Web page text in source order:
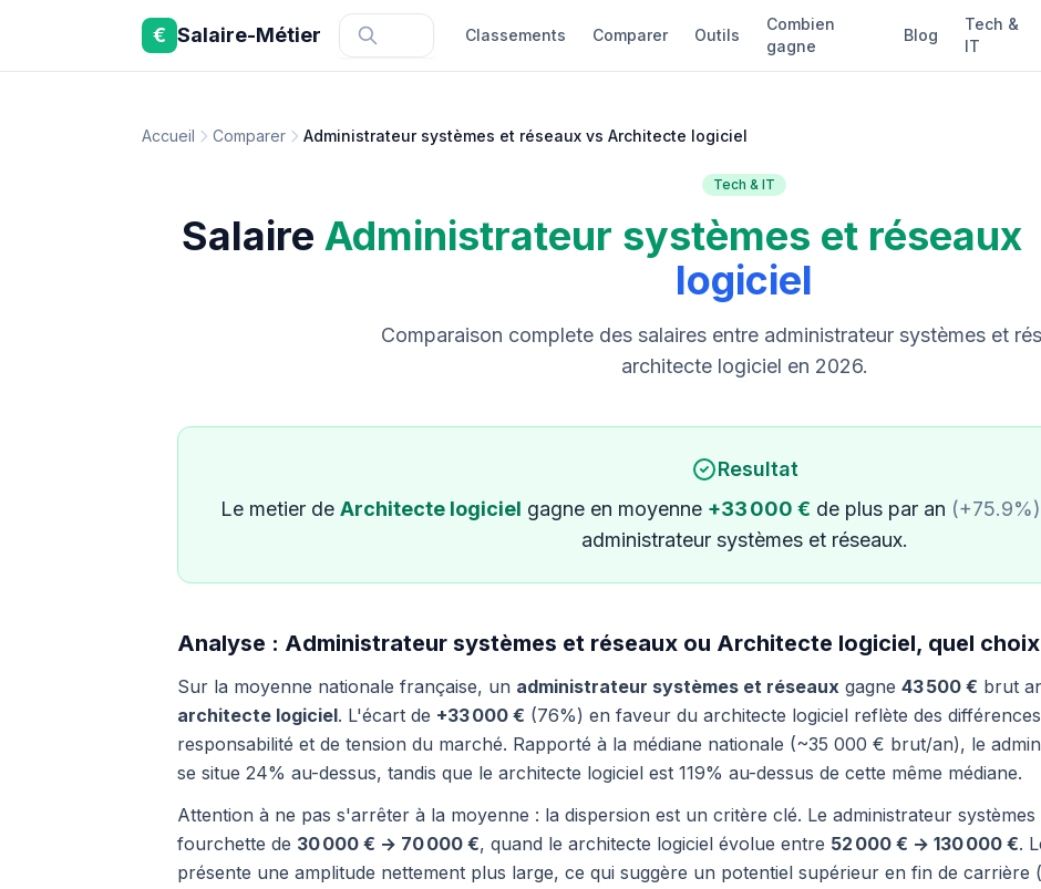
Aller au contenu principal
€ Salaire-Métier Classements Comparer Outils
Combien
gagne
Blog
Tech &
IT
Accueil Comparer Administrateur systèmes et réseaux vs Architecte logiciel
Tech & IT
Salaire Administrateur systèmes et réseaux
logiciel
Comparaison complete des salaires entre administrateur systèmes et
architecte logiciel en 2026.
Resultat
Le metier de Architecte logiciel gagne en moyenne +33 000 € de plus par an (+75.9%)
administrateur systèmes et réseaux.
Analyse : Administrateur systèmes et réseaux ou Architecte logiciel, quel choix
Sur la moyenne nationale française, un administrateur systèmes et réseaux gagne 43 500 € brut
architecte logiciel. L'écart de +33 000 € (76%) en faveur du architecte logiciel reflète des
responsabilité et de tension du marché. Rapporté à la médiane nationale (~35 000 € brut/an), le
se situe 24% au-dessus, tandis que le architecte logiciel est 119% au-dessus de cette même médiane.
Attention à ne pas s'arrêter à la moyenne : la dispersion est un critère clé. Le administrateur
fourchette de 30 000 € → 70 000 €, quand le architecte logiciel évolue entre 52 000 € → 130 000 €.
présente une amplitude nettement plus large, ce qui suggère un potentiel supérieur en fin de carrière